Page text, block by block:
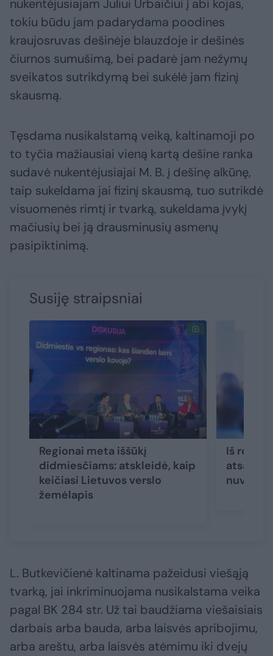
nukentėjusiajam Juliui Urbaičiui į abi kojas,
tokiu būdu jam padarydama poodines
kraujosruvas dešinėje blauzdoje ir dešinės
čiurnos sumušimą, bei padarė jam nežymų
sveikatos sutrikdymą bei sukėlė jam fizinį
skausmą.
Tęsdama nusikalstamą veiką, kaltinamoji po
to tyčia mažiausiai vieną kartą dešine ranka
sudavė nukentėjusiajai M. B. į dešinę alkūnę,
taip sukeldama jai fizinį skausmą, tuo sutrikdė
visuomenės rimtį ir tvarką, sukeldama įvykį
mačiusių bei ją drausminusių asmenų
pasipiktinimą.
Susiję straipsniai
Regionai meta iššūkį
didmiesčiams: atskleidė, kaip
keičiasi Lietuvos verslo
žemėlapis
Iš
atsakė,
L. Butkevičienė kaltinama pažeidusi viešąją
tvarką, jai inkriminuojama nusikalstama veika
pagal BK 284 str. Už tai baudžiama viešaisiais
darbais arba bauda, arba laisvės apribojimu,
arba areštu, arba laisvės atėmimu iki dvejų